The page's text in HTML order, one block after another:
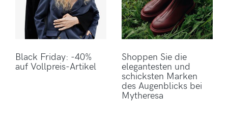
Black Friday: -40%
auf Vollpreis-Artikel
Shoppen Sie die
elegantesten und
schicksten Marken
des Augenblicks bei
Mytheresa